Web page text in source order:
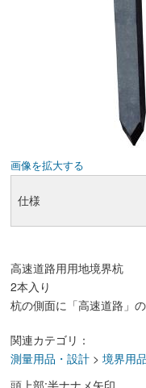
画像を拡大する
仕様
高速道路用用地境界杭
2本入り
杭の側面に「高速道路」
関連カテゴリ：
測量用品・設計 > 境界用
頭上部:半ナナメ矢印